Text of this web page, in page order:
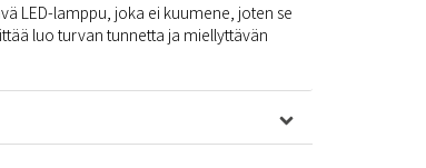
LED-lamppu, joka ei kuumene, joten se
luo turvan tunnetta ja miellyttävän